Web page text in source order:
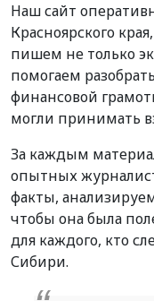
Наш сайт
Красноярского
пишем не только
помогаем
финансовой
могли принимать
За каждым
опытных
факты,
чтобы она была
для каждого, кто
Сибири.